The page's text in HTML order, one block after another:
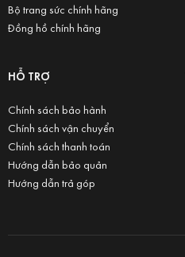
Bộ trang sức chính hãng
Đồng hồ chính hãng
HỖ TRỢ
Chính sách bảo hành
Chính sách vận chuyển
Chính sách thanh toán
Hướng dẫn bảo quản
Hướng dẫn trả góp